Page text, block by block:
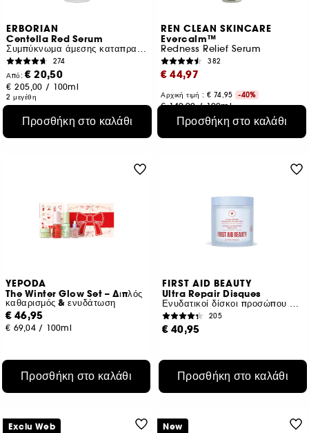
ERBORIAN
Centella Red Serum
Συμπύκνωμα άμεσης καταπραϋντικής δράσης
274
Από:€ 20,50
€ 205,00 / 100ml
2 μεγέθη
Προσθήκη στο καλάθι
REN CLEAN SKINCARE
Evercalm™
Redness Relief Serum
382
€ 44,97
Αρχική τιμή : € 74,95 -40%
€ 149,90 /100ml
Προσθήκη στο καλάθι
YEPODA
The Winter Glow Set – Διπλός
καθαρισμός & ενυδάτωση
€ 46,95
€ 69,04 / 100ml
Προσθήκη στο καλάθι
FIRST AID BEAUTY
Ultra Repair Disques
Ενυδατικοί δίσκοι προσώπου με κεραμίδια
205
€ 40,95
Προσθήκη στο καλάθι
Exclu Web New